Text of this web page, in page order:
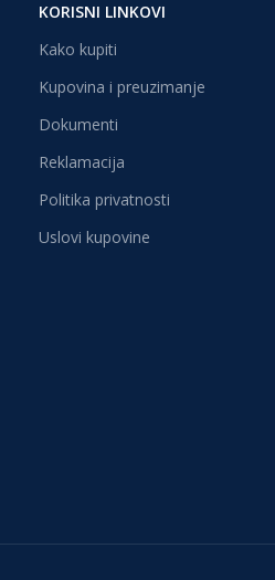
KORISNI LINKOVI
Kako kupiti
Kupovina i preuzimanje
Dokumenti
Reklamacija
Politika privatnosti
Uslovi kupovine